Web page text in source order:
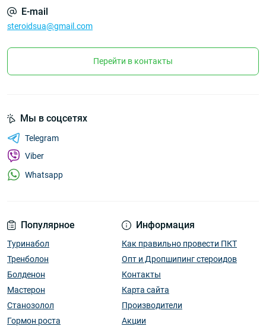
E-mail
steroidsua@gmail.com
Перейти в контакты
Популярное
Туринабол
Тренболон
Болденон
Мастерон
Станозолол
Гормон роста
Информация
Как правильно провести ПКТ
Опт и Дропшипинг стероидов
Контакты
Карта сайта
Производители
Акции
Мы в соцсетях
Telegram
Viber
Whatsapp